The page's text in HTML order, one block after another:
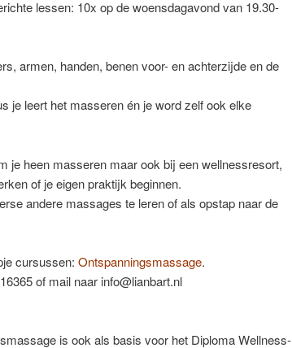
lessen: 10x op de woensdagavond van 19.30-
armen, handen, benen voor- en achterzijde en de
je leert het masseren én je word zelf ook elke
je heen masseren maar ook bij een wellnessresort,
of je eigen praktijk beginnen.
andere massages te leren of als opstap naar de
cursussen: Ontspanningsmassage.
of mail naar info@lianbart.nl
is ook als basis voor het Diploma Wellness-